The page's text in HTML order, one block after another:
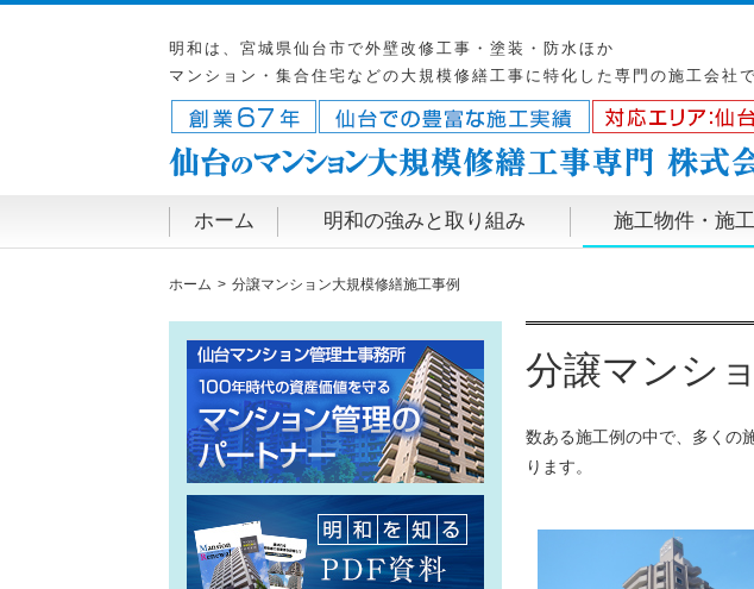
明和は、宮城県仙台市で外壁改修工事・塗装・防水ほか
マンション・集合住宅などの大規模修繕工事に特化した専門の施工会社で
ホーム 明和の強みと取り組み 施工物件・施
ホーム 分譲マンション大規模修繕施工事例
分譲マンシ
数ある施工例の中で、多くの
ります。